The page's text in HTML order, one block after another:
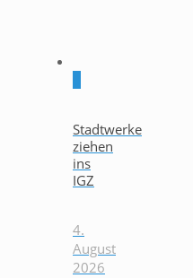
Stadtwerke
ziehen
ins
IGZ
4.
August
2026